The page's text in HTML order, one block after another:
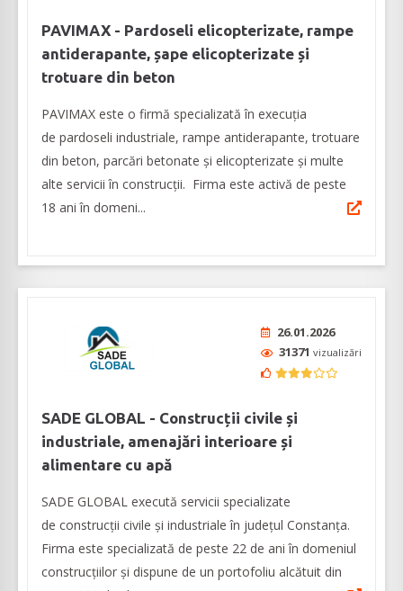
PAVIMAX - Pardoseli elicopterizate, rampe
antiderapante, șape elicopterizate și
trotuare din beton
PAVIMAX este o firmă specializată în execuția
de pardoseli industriale, rampe antiderapante, trotuare
din beton, parcări betonate și elicopterizate și multe
alte servicii în construcții. Firma este activă de peste
18 ani în domeni...
26.01.2026
31371 vizualizări
SADE GLOBAL - Construcții civile și
industriale, amenajări interioare și
alimentare cu apă
SADE GLOBAL execută servicii specializate
de construcții civile și industriale în județul Constanța.
Firma este specializată de peste 22 de ani în domeniul
construcțiilor și dispune de un portofoliu alcătuit din